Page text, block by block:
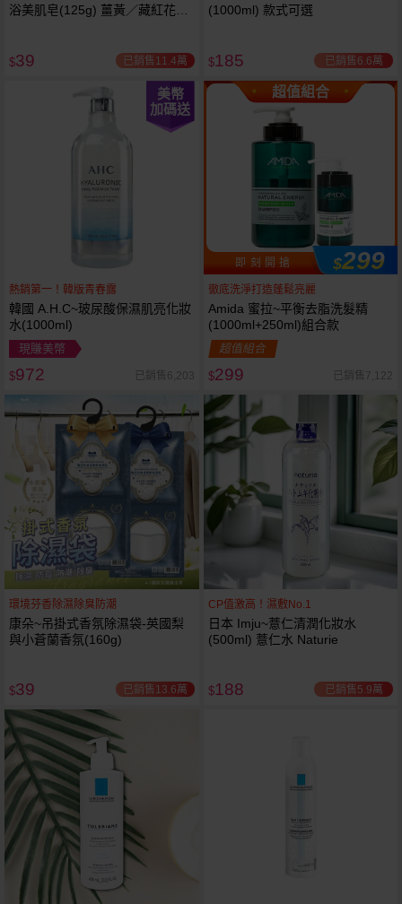
浴美肌皂(125g) 薑黃／藏紅花／
$39 已銷售11.4萬
(1000ml) 款式可選
$185 已銷售6.6萬
美幣
加碼送
熱銷第一！韓版青春露
韓國 A.H.C~玻尿酸保濕肌亮化妝
水(1000ml)
現賺美幣
$972 已銷售6,203
超值組合
即 刻 開 搶 $299
徹底洗淨打造蓬鬆亮麗
Amida 蜜拉~平衡去脂洗髮精
(1000ml+250ml)組合款
超值組合
$299 已銷售7,122
環境芬香除濕除臭防潮
康朵~吊掛式香氛除濕袋-英國梨
與小蒼蘭香氛(160g)
$39 已銷售13.6萬
CP值激高！濕敷No.1
日本 Imju~薏仁清潤化妝水
(500ml) 薏仁水 Naturie
$188 已銷售5.9萬